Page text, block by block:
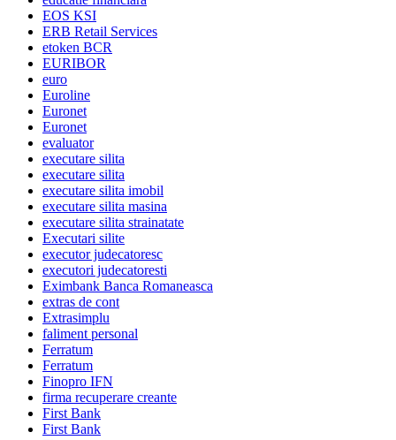
EOS KSI
ERB Retail Services
etoken BCR
EURIBOR
euro
Euroline
Euronet
Euronet
evaluator
executare silita
executare silita
executare silita imobil
executare silita masina
executare silita strainatate
Executari silite
executor judecatoresc
executori judecatoresti
Eximbank Banca Romaneasca
extras de cont
Extrasimplu
faliment personal
Ferratum
Ferratum
Finopro IFN
firma recuperare creante
First Bank
First Bank